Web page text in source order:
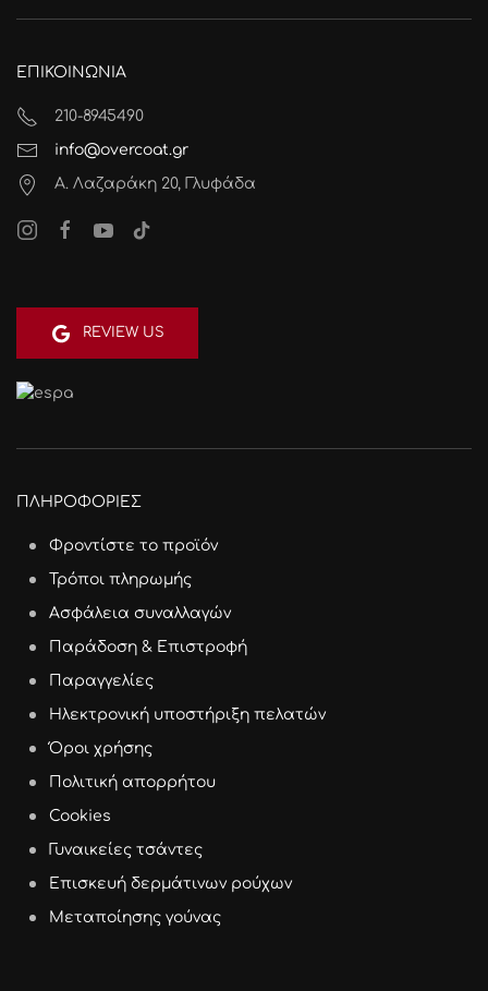
ΕΠΙΚΟΙΝΩΝΙΑ
210-8945490
info@overcoat.gr
Α. Λαζαράκη 20, Γλυφάδα
REVIEW US
ΠΛΗΡΟΦΟΡΙΕΣ
Φροντίστε το προϊόν
Τρόποι πληρωμής
Ασφάλεια συναλλαγών
Παράδοση & Επιστροφή
Παραγγελίες
Ηλεκτρονική υποστήριξη πελατών
Όροι χρήσης
Πολιτική απορρήτου
Cookies
Γυναικείες τσάντες
Επισκευή δερμάτινων ρούχων
Μεταποίησης γούνας